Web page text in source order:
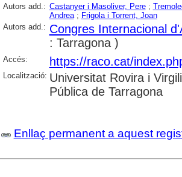
Autors add.: Castanyer i Masoliver, Pere;
Andrea; Frigola i Torrent, Joan
Autors add.: Congres Internacional
: Tarragona )
Accés: https://raco.cat/
Localització: Universitat Rovira i
Pública de Tarragona
Enllaç permanent a aquest